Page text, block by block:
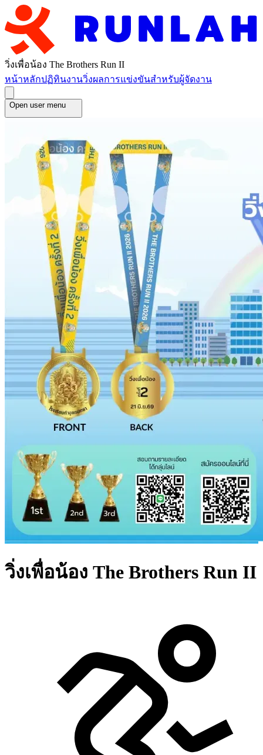
วิ่งเพื่อน้อง The Brothers Run II
หน้าหลักปฏิทินงานวิ่งผลการแข่งขันสำหรับผู้จัดงาน
Open user menu
วิ่งเพื่อน้อง The Brothers Run II